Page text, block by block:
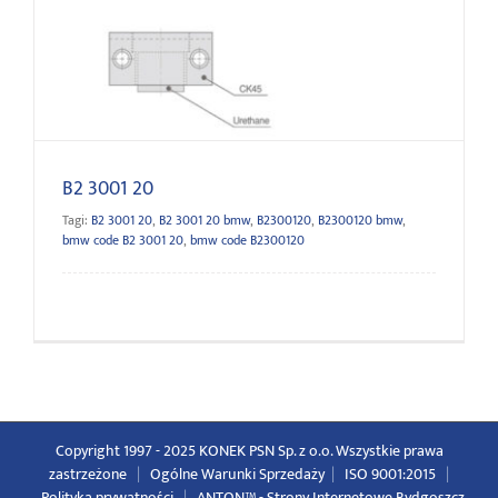
B2 3001 20
Tagi: B2 3001 20, B2 3001 20 bmw, B2300120, B2300120 bmw,
bmw code B2 3001 20, bmw code B2300120
Copyright 1997 - 2025 KONEK PSN Sp. z o.o. Wszystkie prawa
zastrzeżone | Ogólne Warunki Sprzedaży | ISO 9001:2015 |